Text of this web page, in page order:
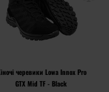
черевики Lowa Innox Pro
GTX Mid TF - Black